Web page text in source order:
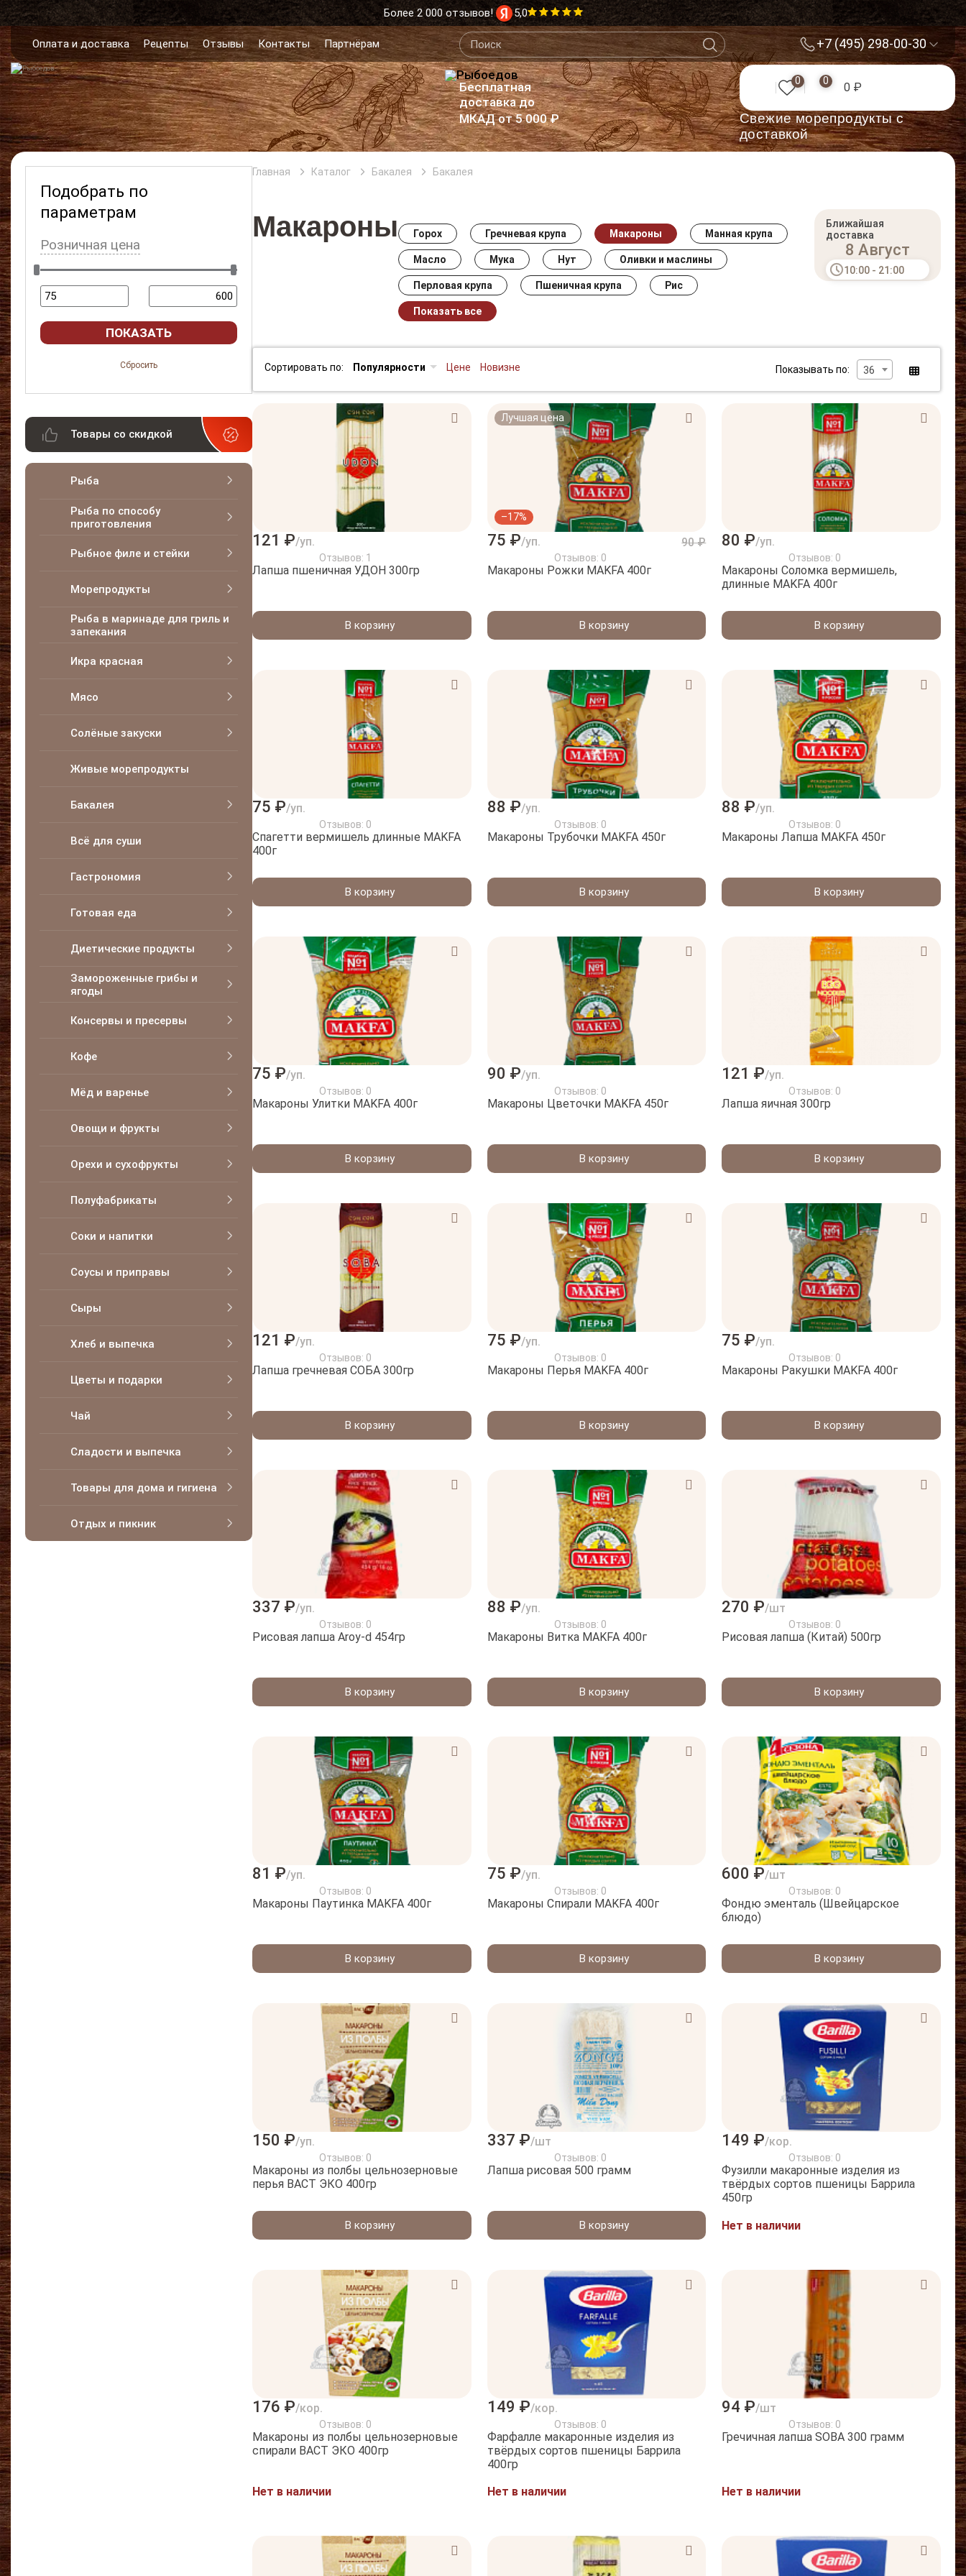
Более 2 000 отзывов! 5,0
Оплата и доставка Рецепты Отзывы Контакты Партнёрам +7 (495) 298-00-30
Бесплатная
доставка до
МКАД от 5 000 ₽
0 0 0 ₽
Cвежие морепродукты с
доставкой
Подобрать по
параметрам
Розничная цена
Товары со скидкой
Рыба
Рыба по способу
приготовления
Рыбное филе и стейки
Морепродукты
Рыба в маринаде для гриль и
запекания
Икра красная
Мясо
Солёные закуски
Живые морепродукты
Бакалея
Всё для суши
Гастрономия
Готовая еда
Диетические продукты
Замороженные грибы и
ягоды
Консервы и пресервы
Кофе
Мёд и варенье
Овощи и фрукты
Орехи и сухофрукты
Полуфабрикаты
Соки и напитки
Соусы и приправы
Сыры
Хлеб и выпечка
Цветы и подарки
Чай
Сладости и выпечка
Товары для дома и гигиена
Отдых и пикник
Главная Каталог Бакалея Бакалея
Макароны Горох Гречневая крупа Макароны Манная крупа
Масло Мука Нут Оливки и маслины
Перловая крупа Пшеничная крупа Рис
Показать все
Ближайшая
доставка
8 Август
10:00 - 21:00
Сортировать по: Популярности Цене Новизне Показывать по: 36
121 ₽/уп.
Отзывов: 1
Лапша пшеничная УДОН 300гр
В корзину
Лучшая цена
–17%
75 ₽/уп. 90 ₽
Отзывов: 0
Макароны Рожки МAKFA 400г
В корзину
80 ₽/уп.
Отзывов: 0
Макароны Соломка вермишель,
длинные MAKFA 400г
В корзину
75 ₽/уп.
Отзывов: 0
Спагетти вермишель длинные MAKFA
400г
В корзину
88 ₽/уп.
Отзывов: 0
Макароны Трубочки МAKFA 450г
В корзину
88 ₽/уп.
Отзывов: 0
Макароны Лапшa MAKFA 450г
В корзину
75 ₽/уп.
Отзывов: 0
Макароны Улитки МAKFA 400г
В корзину
90 ₽/уп.
Отзывов: 0
Макароны Цветочки МAKFA 450г
В корзину
121 ₽/уп.
Отзывов: 0
Лапша яичная 300гр
В корзину
121 ₽/уп.
Отзывов: 0
Лапша гречневая СОБА 300гр
В корзину
75 ₽/уп.
Отзывов: 0
Макароны Перья MAKFA 400г
В корзину
75 ₽/уп.
Отзывов: 0
Макароны Ракушки МAKFA 400г
В корзину
337 ₽/уп.
Отзывов: 0
Рисовая лапша Aroy-d 454гр
В корзину
88 ₽/уп.
Отзывов: 0
Макароны Витка МAKFA 400г
В корзину
270 ₽/шт
Отзывов: 0
Рисовая лапша (Китай) 500гр
В корзину
81 ₽/уп.
Отзывов: 0
Макароны Паутинка МAKFA 400г
В корзину
75 ₽/уп.
Отзывов: 0
Макароны Спирали МAKFA 400г
В корзину
600 ₽/шт
Отзывов: 0
Фондю эменталь (Швейцарское
блюдо)
В корзину
150 ₽/уп.
Отзывов: 0
Макароны из полбы цельнозерновые
перья ВАСТ ЭКО 400гр
В корзину
337 ₽/шт
Отзывов: 0
Лапша рисовая 500 грамм
В корзину
149 ₽/кор.
Отзывов: 0
Фузилли макаронные изделия из
твёрдых сортов пшеницы Баррила
450гр
Нет в наличии
176 ₽/кор.
Отзывов: 0
Макароны из полбы цельнозерновые
спирали ВАСТ ЭКО 400гр
Нет в наличии
149 ₽/кор.
Отзывов: 0
Фарфалле макаронные изделия из
твёрдых сортов пшеницы Баррила
400гр
Нет в наличии
94 ₽/шт
Отзывов: 0
Гречичная лапша SOBA 300 грамм
Нет в наличии